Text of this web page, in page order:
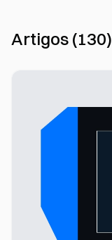
Artigos (130)